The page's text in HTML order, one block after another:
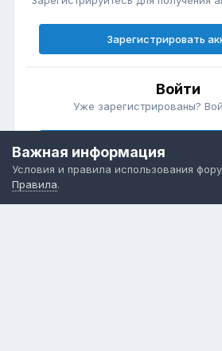
Зарегистрировать
Войти
Уже зарегистрированы?
Важная информация
Условия и правила использования
Правила.